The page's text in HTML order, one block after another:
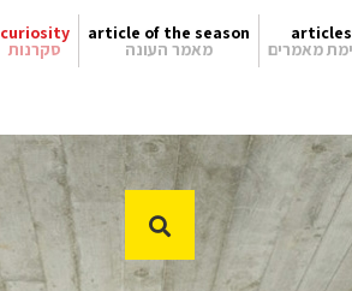
curiosity
סקרנות
article of the season
מאמר העונה
articles
מאמרים